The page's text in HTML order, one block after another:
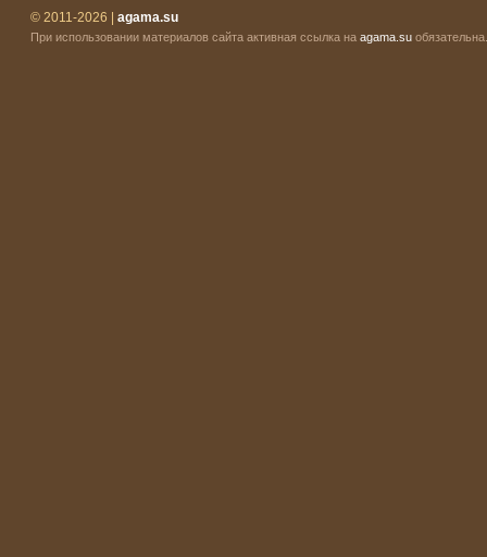
© 2011-2026 | agama.su
При использовании материалов сайта активная ссылка на agama.su обязательна.